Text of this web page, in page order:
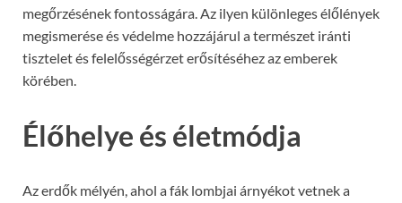
megőrzésének fontosságára. Az ilyen különleges élőlények
megismerése és védelme hozzájárul a természet iránti
tisztelet és felelősségérzet erősítéséhez az emberek
körében.
Élőhelye és életmódja
Az erdők mélyén, ahol a fák lombjai árnyékot vetnek a